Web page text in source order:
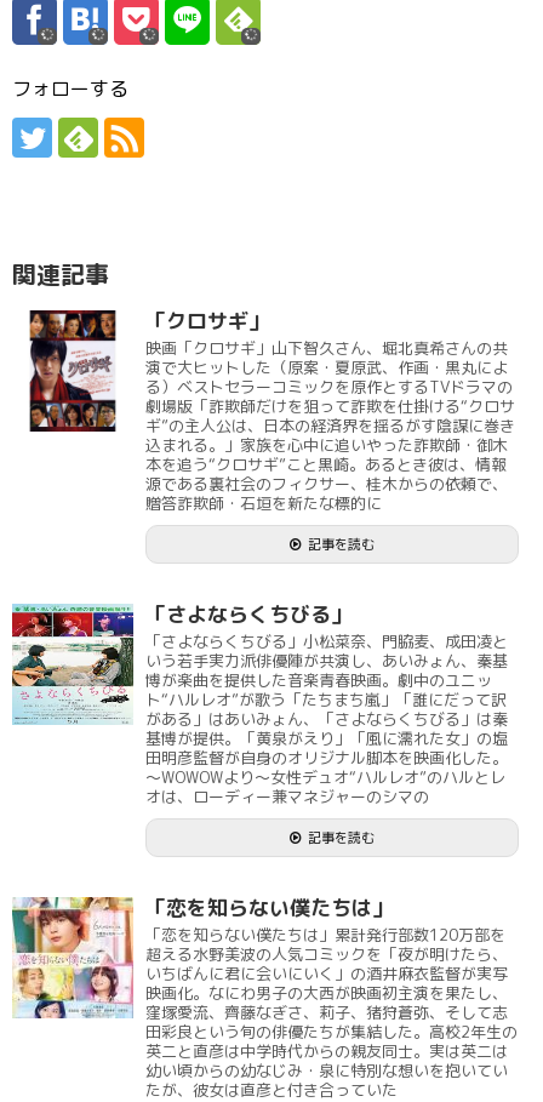
フォローする
関連記事
「クロサギ」
映画「クロサギ」山下智久さん、堀北真希さんの共
演で大ヒットした（原案・夏原武、作画・黒丸によ
る）ベストセラーコミックを原作とするTVドラマの
劇場版「詐欺師だけを狙って詐欺を仕掛ける“クロサ
ギ”の主人公は、日本の経済界を揺るがす陰謀に巻き
込まれる。」家族を心中に追いやった詐欺師・御木
本を追う“クロサギ”こと黒崎。あるとき彼は、情報
源である裏社会のフィクサー、桂木からの依頼で、
贈答詐欺師・石垣を新たな標的に
記事を読む
「さよならくちびる」
「さよならくちびる」小松菜奈、門脇麦、成田凌と
いう若手実力派俳優陣が共演し、あいみょん、秦基
博が楽曲を提供した音楽青春映画。劇中のユニッ
ト“ハルレオ”が歌う「たちまち嵐」「誰にだって訳
がある」はあいみょん、「さよならくちびる」は秦
基博が提供。「黄泉がえり」「風に濡れた女」の塩
田明彦監督が自身のオリジナル脚本を映画化した。
～WOWOWより～女性デュオ“ハルレオ”のハルとレ
オは、ローディー兼マネジャーのシマの
記事を読む
「恋を知らない僕たちは」
「恋を知らない僕たちは」累計発行部数120万部を
超える水野美波の人気コミックを「夜が明けたら、
いちばんに君に会いにいく」の酒井麻衣監督が実写
映画化。なにわ男子の大西が映画初主演を果たし、
窪塚愛流、齊藤なぎさ、莉子、猪狩蒼弥、そして志
田彩良という旬の俳優たちが集結した。高校2年生の
英二と直彦は中学時代からの親友同士。実は英二は
幼い頃からの幼なじみ・泉に特別な想いを抱いてい
たが、彼女は直彦と付き合っていた